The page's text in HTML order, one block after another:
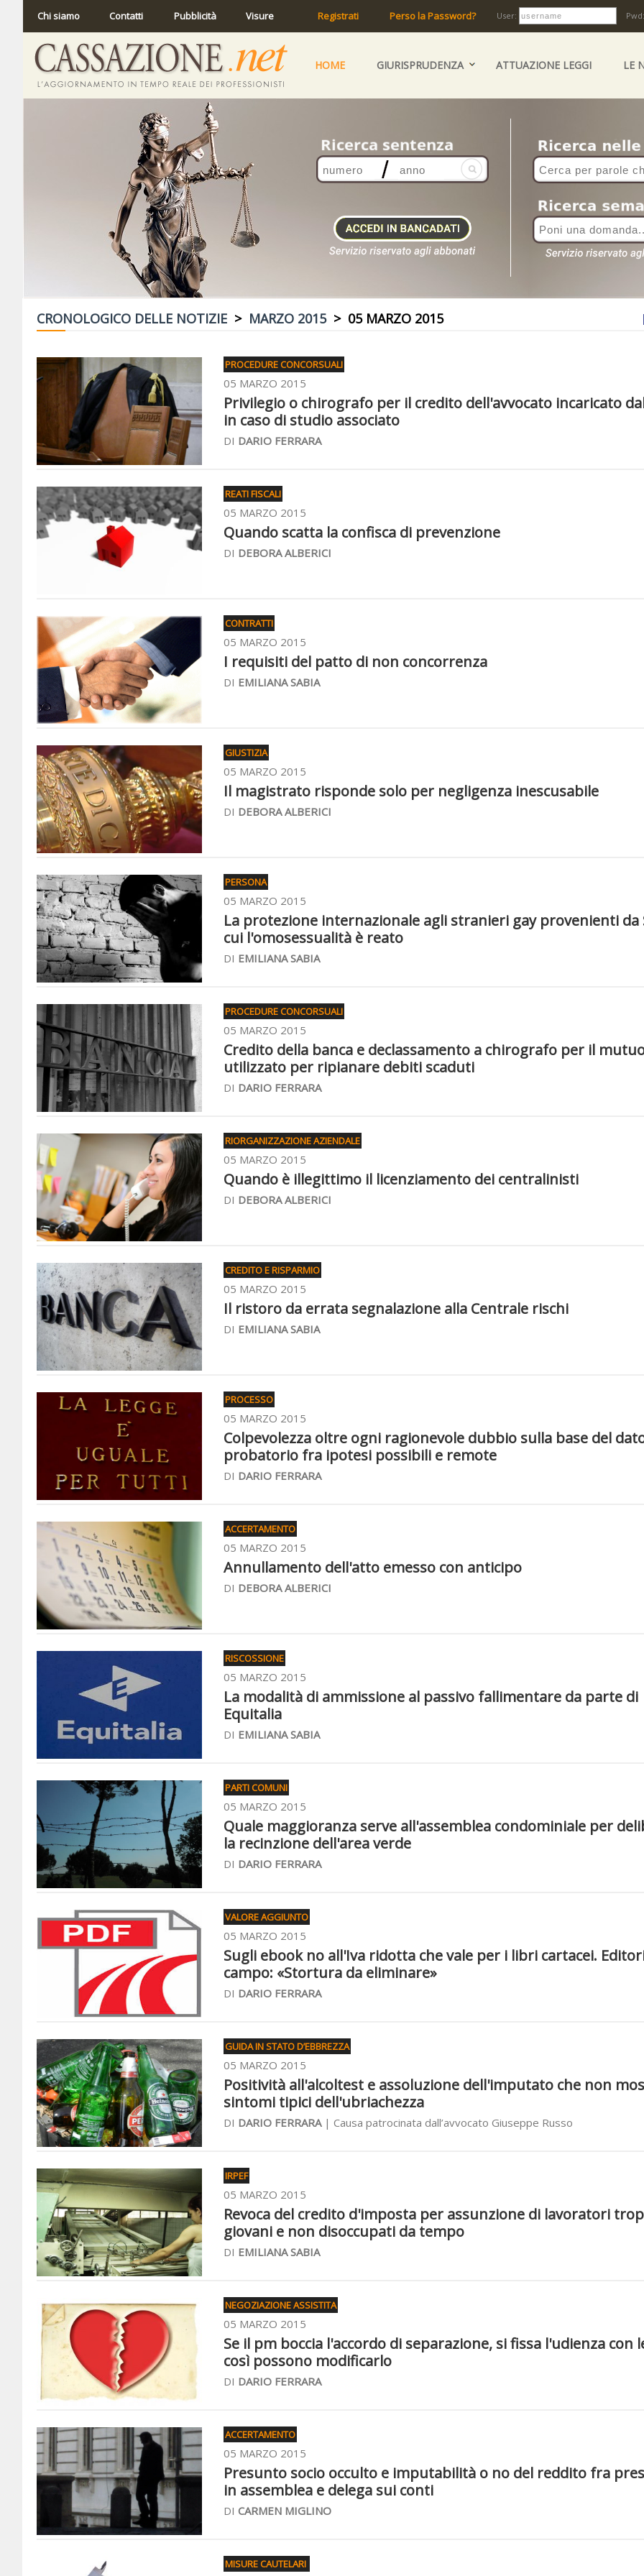
Chi siamo Contatti Pubblicità Visure Registrati Perso la Password? User:
HOME GIURISPRUDENZA ATTUAZIONE LEGGI LE
CRONOLOGICO DELLE NOTIZIE > MARZO 2015> 05 MARZO 2015
PROCEDURE CONCORSUALI
05 MARZO 2015
Privilegio o chirografo per il credito dell'avvocato incaricato
in caso di studio associato
DI DARIO FERRARA
REATI FISCALI
05 MARZO 2015
Quando scatta la confisca di prevenzione
DI DEBORA ALBERICI
CONTRATTI
05 MARZO 2015
I requisiti del patto di non concorrenza
DI EMILIANA SABIA
GIUSTIZIA
05 MARZO 2015
Il magistrato risponde solo per negligenza inescusabile
DI DEBORA ALBERICI
PERSONA
05 MARZO 2015
La protezione internazionale agli stranieri gay provenienti da
cui l'omosessualità è reato
DI EMILIANA SABIA
PROCEDURE CONCORSUALI
05 MARZO 2015
Credito della banca e declassamento a chirografo per il
utilizzato per ripianare debiti scaduti
DI DARIO FERRARA
RIORGANIZZAZIONE AZIENDALE
05 MARZO 2015
Quando è illegittimo il licenziamento dei centralinisti
DI DEBORA ALBERICI
CREDITO E RISPARMIO
05 MARZO 2015
Il ristoro da errata segnalazione alla Centrale rischi
DI EMILIANA SABIA
PROCESSO
05 MARZO 2015
Colpevolezza oltre ogni ragionevole dubbio sulla base del
probatorio fra ipotesi possibili e remote
DI DARIO FERRARA
ACCERTAMENTO
05 MARZO 2015
Annullamento dell'atto emesso con anticipo
DI DEBORA ALBERICI
RISCOSSIONE
05 MARZO 2015
La modalità di ammissione al passivo fallimentare da parte di
Equitalia
DI EMILIANA SABIA
PARTI COMUNI
05 MARZO 2015
Quale maggioranza serve all'assemblea condominiale per
la recinzione dell'area verde
DI DARIO FERRARA
VALORE AGGIUNTO
05 MARZO 2015
Sugli ebook no all'Iva ridotta che vale per i libri cartacei.
campo: «Stortura da eliminare»
DI DARIO FERRARA
GUIDA IN STATO D’EBBREZZA
05 MARZO 2015
Positività all'alcoltest e assoluzione dell'imputato che non
sintomi tipici dell'ubriachezza
DI DARIO FERRARA| Causa patrocinata dall’avvocato Giuseppe Russo
IRPEF
05 MARZO 2015
Revoca del credito d'imposta per assunzione di lavoratori
giovani e non disoccupati da tempo
DI EMILIANA SABIA
NEGOZIAZIONE ASSISTITA
05 MARZO 2015
Se il pm boccia l'accordo di separazione, si fissa l'udienza con
così possono modificarlo
DI DARIO FERRARA
ACCERTAMENTO
05 MARZO 2015
Presunto socio occulto e imputabilità o no del reddito fra
in assemblea e delega sui conti
DI CARMEN MIGLINO
MISURE CAUTELARI